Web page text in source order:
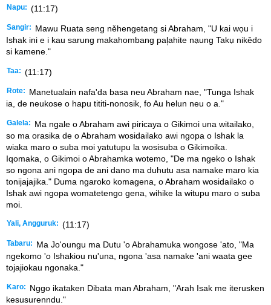
Napu: (11:17)
Sangir:
Mawu Ruata seng něhengetang si Abraham, "U kai wọu i
Ishak ini e i kau sarung makahombang pal᷊ahite nạung Takụ nikědo
si kamene."
Taa: (11:17)
Rote:
Manetualain nafa'da basa neu Abraham nae, "Tunga Ishak
ia, de neukose o hapu tititi-nonosik, fo Au helun neu o a."
Galela:
Ma ngale o Abraham awi piricaya o Gikimoi una witailako,
so ma orasika de o Abraham wosidailako awi ngopa o Ishak la
wiaka maro o suba moi yatutupu la wosisuba o Gikimoika.
Iqomaka, o Gikimoi o Abrahamka wotemo, "De ma ngeko o Ishak
so ngona ani ngopa de ani dano ma duhutu asa namake maro kia
tonijajajika." Duma ngaroko komagena, o Abraham wosidailako o
Ishak awi ngopa womatetengo gena, wihike la witupu maro o suba
moi.
Yali, Angguruk: (11:17)
Tabaru:
Ma Jo'oungu ma Dutu 'o Abrahamuka wongose 'ato, "Ma
ngekomo 'o Ishakiou nu'una, ngona 'asa namake 'ani waata gee
tojajiokau ngonaka."
Karo:
Nggo ikataken Dibata man Abraham, "Arah Isak me iterusken
kesusurenndu."